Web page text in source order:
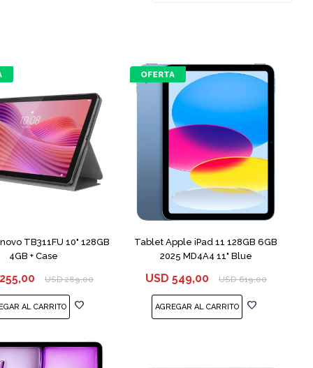
TB311FU 10" 128GB
4GB + Case
255,00 USD 289,00
Tablet Apple iPad 11 128GB 6GB
2025 MD4A4 11" Blue
USD 549,00 USD 619,00